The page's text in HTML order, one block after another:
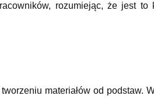
rozumiejąc, że jest to
materiałów od podstaw.